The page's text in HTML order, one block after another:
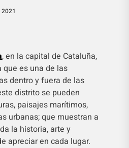
, en la capital de Cataluña,
es una de las
dentro y fuera de las
distrito se pueden
paisajes marítimos,
urbanas; que muestran a
la historia, arte y
apreciar en cada lugar.